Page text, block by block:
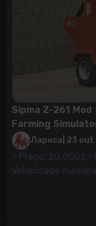
Sipma Z-261 Mod
Farming
Лариса 23 out
- Preço:
Velocidade